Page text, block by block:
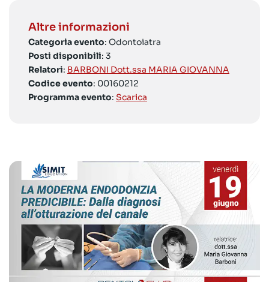
Altre informazioni
Categoria evento: Odontoiatra
Posti disponibili: 3
Relatori: BARBONI Dott.ssa MARIA GIOVANNA
Codice evento: 00160212
Programma evento: Scarica